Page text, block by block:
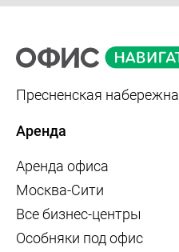
Пресненская
Аренда
Аренда офиса
Москва-Сити
Все бизнес-центры
Особняки под офис